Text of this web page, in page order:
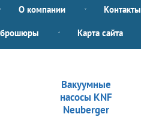
О компании Контакты
брошюры Карта сайта
Вакуумные
насосы KNF
Neuberger